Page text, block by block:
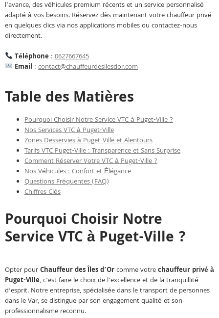
l’avance, des véhicules premium récents et un service personnalisé
adapté à vos besoins. Réservez dès maintenant votre chauffeur privé
en quelques clics via nos applications mobiles ou contactez-nous
directement.
Téléphone: 0627667645
Email : contact@chauffeurdesilesdor.com
Table des Matières
Pourquoi Choisir Notre Service VTC à Puget-Ville ?
Nos Services VTC à Puget-Ville
Zones Desservies à Puget-Ville et Alentours
Tarifs VTC Puget-Ville : Transparence et Sans Surprise
Comment Réserver Votre VTC à Puget-Ville ?
Nos Véhicules : Confort et Élégance
Questions Fréquentes (FAQ)
Chiffres Clés
Pourquoi Choisir Notre
Service VTC à Puget-Ville ?
Opter pourChauffeur des Îles d’Orcomme votrechauffeur privé à
Puget-Ville, c’est faire le choix de l’excellence et de la tranquillité
d’esprit. Notre entreprise, spécialisée dans le transport de personnes
dans le Var, se distingue par son engagement qualité et son
professionnalisme reconnu.